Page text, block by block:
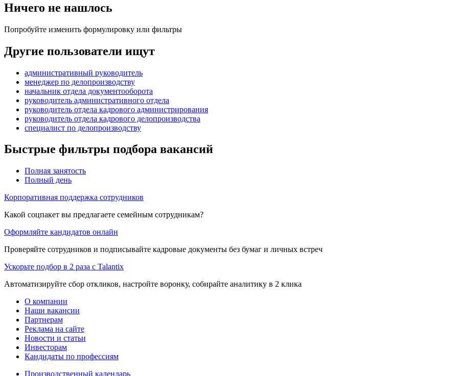
Ничего не нашлось
Попробуйте изменить формулировку или фильтры
Другие пользователи ищут
административный руководитель
менеджер по делопроизводству
начальник отдела документооборота
руководитель административного отдела
руководитель отдела кадрового администрирования
руководитель отдела кадрового делопроизводства
специалист по делопроизводству
Быстрые фильтры подбора вакансий
Полная занятость
Полный день
Корпоративная поддержка сотрудников
Какой соцпакет вы предлагаете семейным сотрудникам?
Оформляйте кандидатов онлайн
Проверяйте сотрудников и подписывайте кадровые документы без бумаг и личных встреч
Ускорьте подбор в 2 раза с Talantix
Автоматизируйте сбор откликов, настройте воронку, собирайте аналитику в 2 клика
О компании
Наши вакансии
Партнерам
Реклама на сайте
Новости и статьи
Инвесторам
Кандидаты по профессиям
Производственный календарь